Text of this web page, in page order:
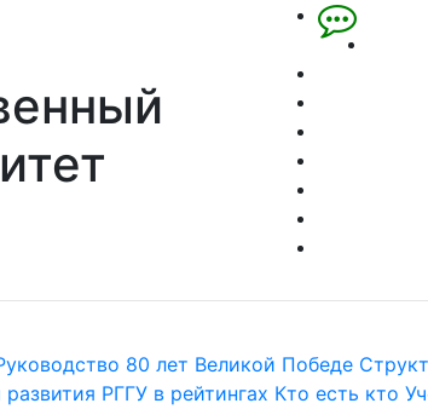
80 лет Великой Победе
РГГУ в рейтингах Кто есть кто